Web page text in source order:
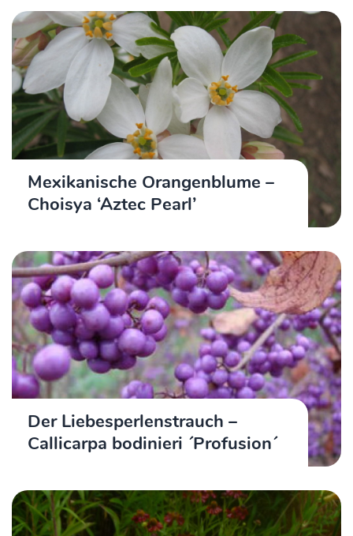
Mexikanische Orangenblume –
Choisya ‘Aztec Pearl’
Der Liebesperlenstrauch –
Callicarpa bodinieri ´Profusion´